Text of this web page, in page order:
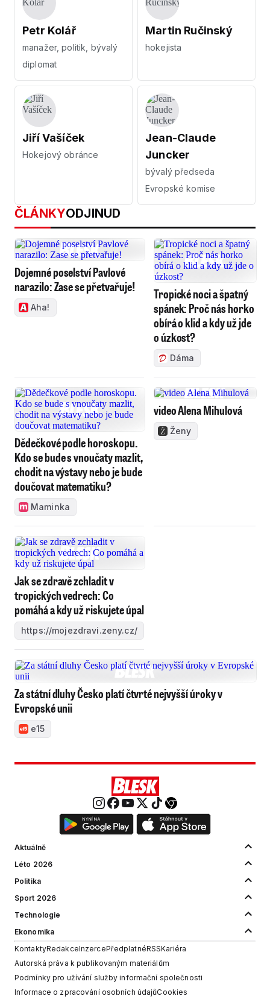
Petr Kolář
manažer, politik, bývalý
diplomat
Martin Ručinský
hokejista
Jiří Vašíček
Hokejový obránce
Jean-Claude
Juncker
bývalý předseda
Evropské komise
ČLÁNKYODJINUD
Dojemné poselství Pavlové
narazilo: Zase se přetvařuje!
Aha!
Tropické noci a špatný
spánek: Proč nás horko
obírá o klid a kdy už jde
o úzkost?
Dáma
Dědečkové podle horoskopu.
Kdo se bude s vnoučaty mazlit,
chodit na výstavy nebo je bude
doučovat matematiku?
Maminka
video Alena Mihulová
Ženy
Jak se zdravě zchladit v
tropických vedrech: Co
pomáhá a kdy už riskujete úpal
https://mojezdravi.zeny.cz/
Za státní dluhy Česko platí čtvrté nejvyšší úroky v
Evropské unii
e15
Aktuálně
Léto 2026
Politika
Sport 2026
Technologie
Ekonomika
KontaktyRedakceInzercePředplatnéRSSKariéra
Autorská práva k publikovaným materiálům
Podmínky pro užívání služby informační společnosti
Informace o zpracování osobních údajůCookies